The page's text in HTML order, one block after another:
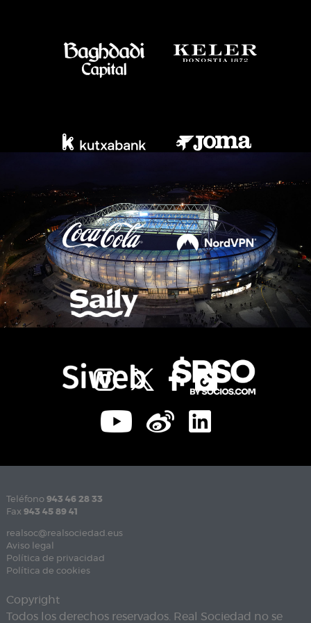
Teléfono 943 46 28 33
Fax 943 45 89 41
realsoc@realsociedad.eus
Aviso legal
Política de privacidad
Política de cookies
Copyright
Todos los derechos reservados. Real Sociedad no se